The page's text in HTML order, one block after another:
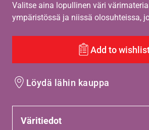
Valitse aina lopullinen väri
ympäristössä ja niissä olosuhteissa,
Add to
Löydä lähin kauppa
Väritiedot